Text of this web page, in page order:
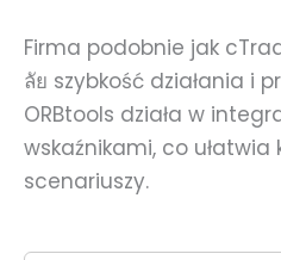
Firma podobnie jak
ลัย szybkość działania i
ORBtools działa w
wskaźnikami, co ułatwia
scenariuszy.